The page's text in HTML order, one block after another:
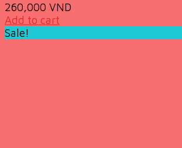
260,000 VND
Add to cart
Sale!